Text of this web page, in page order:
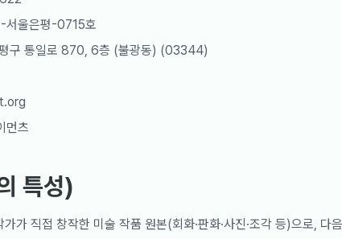
서울은평-0715호
구 통일로 870, 6층 (불광동) (03344)
먼츠
특성)
가 직접 창작한 미술 작품 원본(회화·판화·사진·조각 등)으로, 다